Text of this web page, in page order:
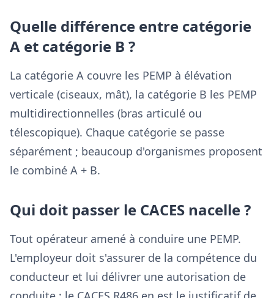
Quelle différence entre catégorie
A et catégorie B ?
La catégorie A couvre les PEMP à élévation
verticale (ciseaux, mât), la catégorie B les PEMP
multidirectionnelles (bras articulé ou
télescopique). Chaque catégorie se passe
séparément ; beaucoup d'organismes proposent
le combiné A + B.
Qui doit passer le CACES nacelle ?
Tout opérateur amené à conduire une PEMP.
L'employeur doit s'assurer de la compétence du
conducteur et lui délivrer une autorisation de